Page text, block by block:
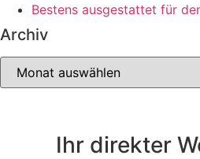
Bestens ausgestattet für
Archiv
Ihr direkter